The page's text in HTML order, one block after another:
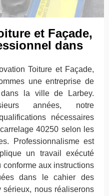
et Façade,
dans
Toiture et Façade,
une entreprise de
la ville de Larbey.
années, notre
nécessaires
40250 selon les
Professionnalisme est
un travail exécuté
aux instructions
dans le cahier des
sérieux, nous réaliserons